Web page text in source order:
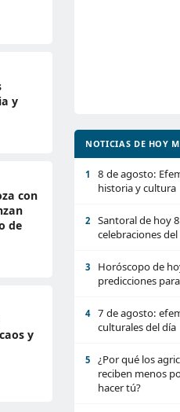
y
con
de
y
NOTICIAS DE HOY
1
8 de agosto:
historia y cultura
2
Santoral de hoy
celebraciones
3
Horóscopo de
predicciones
4
7 de agosto:
culturales del día
5
¿Por qué los
reciben menos
hacer tú?